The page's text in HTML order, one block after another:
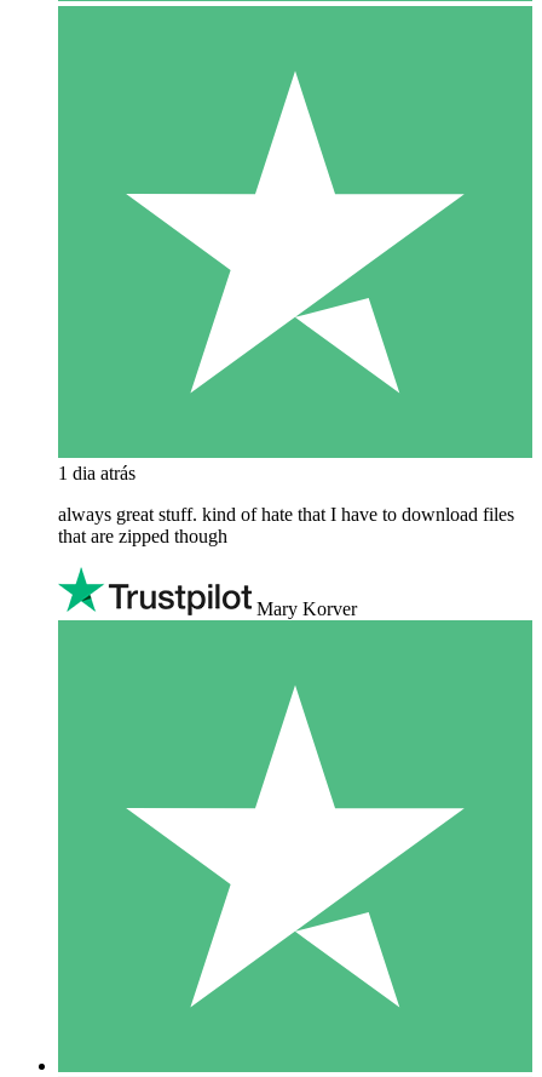
1 dia atrás
always great stuff. kind of hate that I have to download files
that are zipped though
Mary Korver